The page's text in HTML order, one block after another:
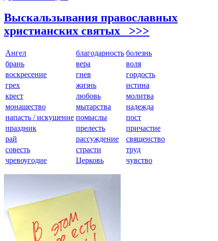
Выскальзывания православных
христианских святых >>>
Ангел благодарность болезнь
брань
вера
воля
воскресение
гнев
гордость
грех
жизнь
истина
крест
любовь
молитва
монашество
мытарства
надежда
напасть / искушение помыслы
пост
праздник
прелесть
причастие
рай
рассуждение
священство
совесть
страсти
труд
чревоугодие
Церковь чувство